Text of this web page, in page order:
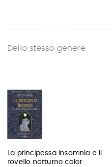
Dello stesso genere
La principessa Insomnia e il
rovello notturno color